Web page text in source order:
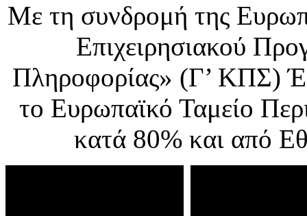
Με τη συνδρομή της
Επιχειρησιακού
Πληροφορίας» (Γ’ ΚΠΣ)
το Ευρωπαϊκό Ταμείο
κατά 80% και από